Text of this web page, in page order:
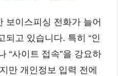
보이스피싱 전화가 늘어
되고 있습니다. 특히 “인
“사이트 접속”을 강요하
만 개인정보 입력 전에